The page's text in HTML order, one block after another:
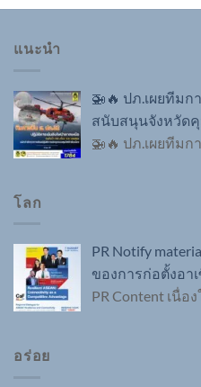
แนะนำ
🚁🔥 ปภ.เผยทีมก
สนับสนุนจังหวัด
🚁🔥 ปภ.เผยทีมก
โลก
PR Notify
ของการก่อตั้งอา
PR Content เนื่อ
อร่อย